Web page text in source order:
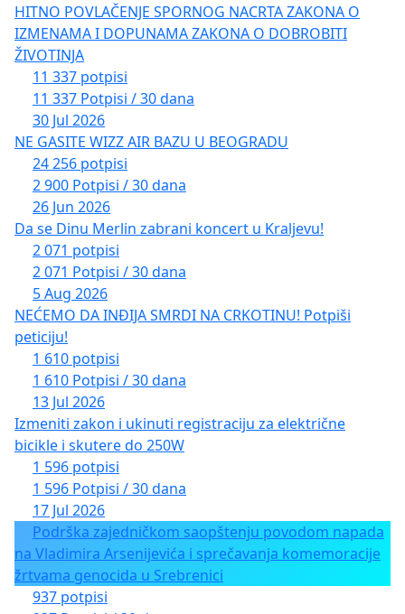
HITNO POVLAČENJE SPORNOG NACRTA ZAKONA O
IZMENAMA I DOPUNAMA ZAKONA O DOBROBITI
ŽIVOTINJA
11 337 potpisi
11 337 Potpisi / 30 dana
30 Jul 2026
NE GASITE WIZZ AIR BAZU U BEOGRADU
24 256 potpisi
2 900 Potpisi / 30 dana
26 Jun 2026
Da se Dinu Merlin zabrani koncert u Kraljevu!
2 071 potpisi
2 071 Potpisi / 30 dana
5 Aug 2026
NEĆEMO DA INĐIJA SMRDI NA CRKOTINU! Potpiši
peticiju!
1 610 potpisi
1 610 Potpisi / 30 dana
13 Jul 2026
Izmeniti zakon i ukinuti registraciju za električne
bicikle i skutere do 250W
1 596 potpisi
1 596 Potpisi / 30 dana
17 Jul 2026
Podrška zajedničkom saopštenju povodom napada
na Vladimira Arsenijevića i sprečavanja komemoracije
žrtvama genocida u Srebrenici
937 potpisi